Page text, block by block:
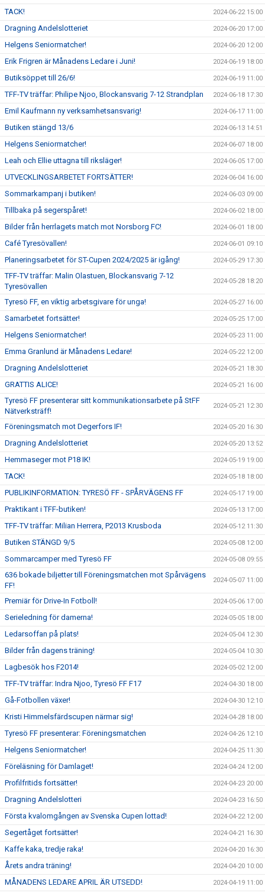
TACK! 2024-06-22 15:00
Dragning Andelslotteriet 2024-06-20 17:00
Helgens Seniormatcher! 2024-06-20 12:00
Erik Frigren är Månadens Ledare i Juni! 2024-06-19 18:00
Butiksöppet till 26/6! 2024-06-19 11:00
TFF-TV träffar: Philipe Njoo, Blockansvarig 7-12 Strandplan 2024-06-18 17:30
Emil Kaufmann ny verksamhetsansvarig! 2024-06-17 11:00
Butiken stängd 13/6 2024-06-13 14:51
Helgens Seniormatcher! 2024-06-07 18:00
Leah och Ellie uttagna till riksläger! 2024-06-05 17:00
UTVECKLINGSARBETET FORTSÄTTER! 2024-06-04 16:00
Sommarkampanj i butiken! 2024-06-03 09:00
Tillbaka på segerspåret! 2024-06-02 18:00
Bilder från herrlagets match mot Norsborg FC! 2024-06-01 18:00
Café Tyresövallen! 2024-06-01 09:10
Planeringsarbetet för ST-Cupen 2024/2025 är igång! 2024-05-29 17:30
TFF-TV träffar: Malin Olastuen, Blockansvarig 7-12
Tyresövallen
2024-05-28 18:20
Tyresö FF, en viktig arbetsgivare för unga! 2024-05-27 16:00
Samarbetet fortsätter! 2024-05-25 17:00
Helgens Seniormatcher! 2024-05-23 11:00
Emma Granlund är Månadens Ledare! 2024-05-22 12:00
Dragning Andelslotteriet 2024-05-21 18:30
GRATTIS ALICE! 2024-05-21 16:00
Tyresö FF presenterar sitt kommunikationsarbete på StFF
Nätverksträff!
2024-05-21 12:30
Föreningsmatch mot Degerfors IF! 2024-05-20 16:30
Dragning Andelslotteriet 2024-05-20 13:52
Hemmaseger mot P18 IK! 2024-05-19 19:00
TACK! 2024-05-18 18:00
PUBLIKINFORMATION: TYRESÖ FF - SPÅRVÄGENS FF 2024-05-17 19:00
Praktikant i TFF-butiken! 2024-05-13 17:00
TFF-TV träffar: Milian Herrera, P2013 Krusboda 2024-05-12 11:30
Butiken STÄNGD 9/5 2024-05-08 12:00
Sommarcamper med Tyresö FF 2024-05-08 09:55
636 bokade biljetter till Föreningsmatchen mot Spårvägens
FF!
2024-05-07 11:00
Premiär för Drive-In Fotboll! 2024-05-06 17:00
Serieledning för damerna! 2024-05-05 18:00
Ledarsoffan på plats! 2024-05-04 12:30
Bilder från dagens träning! 2024-05-04 10:30
Lagbesök hos F2014! 2024-05-02 12:00
TFF-TV träffar: Indra Njoo, Tyresö FF F17 2024-04-30 18:00
Gå-Fotbollen växer! 2024-04-30 12:10
Kristi Himmelsfärdscupen närmar sig! 2024-04-28 18:00
Tyresö FF presenterar: Föreningsmatchen 2024-04-26 12:10
Helgens Seniormatcher! 2024-04-25 11:30
Föreläsning för Damlaget! 2024-04-24 12:00
Profilfritids fortsätter! 2024-04-23 20:00
Dragning Andelslotteri 2024-04-23 16:50
Första kvalomgången av Svenska Cupen lottad! 2024-04-22 12:00
Segertåget fortsätter! 2024-04-21 16:30
Kaffe kaka, tredje raka! 2024-04-20 16:30
Årets andra träning! 2024-04-20 10:00
MÅNADENS LEDARE APRIL ÄR UTSEDD! 2024-04-19 11:00